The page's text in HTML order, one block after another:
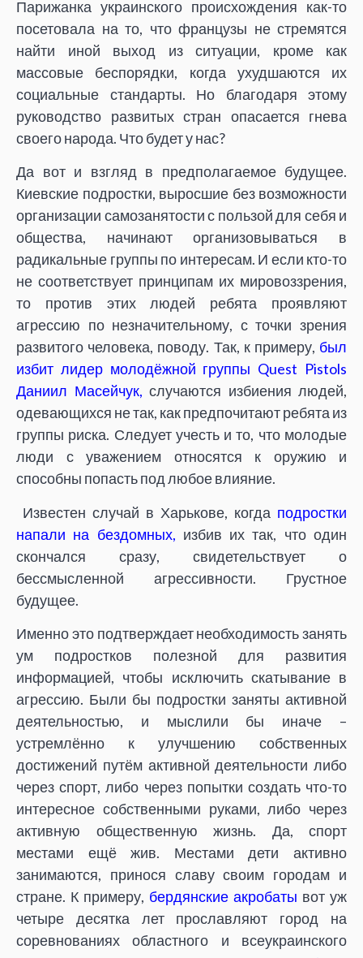
Парижанка украинского происхождения как-то
посетовала на то, что французы не стремятся
найти иной выход из ситуации, кроме как
массовые беспорядки, когда ухудшаются их
социальные стандарты. Но благодаря этому
руководство развитых стран опасается гнева
своего народа. Что будет у нас?
Да вот и взгляд в предполагаемое будущее.
Киевские подростки, выросшие без возможности
организации самозанятости с пользой для себя и
общества, начинают организовываться в
радикальные группы по интересам. И если кто-то
не соответствует принципам их мировоззрения,
то против этих людей ребята проявляют
агрессию по незначительному, с точки зрения
развитого человека, поводу. Так, к примеру, был
избит лидер молодёжной группы Quest Pistols
Даниил Масейчук, случаются избиения людей,
одевающихся не так, как предпочитают ребята из
группы риска. Следует учесть и то, что молодые
люди с уважением относятся к оружию и
способны попасть под любое влияние.
Известен случай в Харькове, когда подростки
напали на бездомных, избив их так, что один
скончался сразу, свидетельствует о
бессмысленной агрессивности. Грустное
будущее.
Именно это подтверждает необходимость занять
ум подростков полезной для развития
информацией, чтобы исключить скатывание в
агрессию. Были бы подростки заняты активной
деятельностью, и мыслили бы иначе –
устремлённо к улучшению собственных
достижений путём активной деятельности либо
через спорт, либо через попытки создать что-то
интересное собственными руками, либо через
активную общественную жизнь. Да, спорт
местами ещё жив. Местами дети активно
занимаются, принося славу своим городам и
стране. К примеру, бердянские акробаты вот уж
четыре десятка лет прославляют город на
соревнованиях областного и всеукраинского